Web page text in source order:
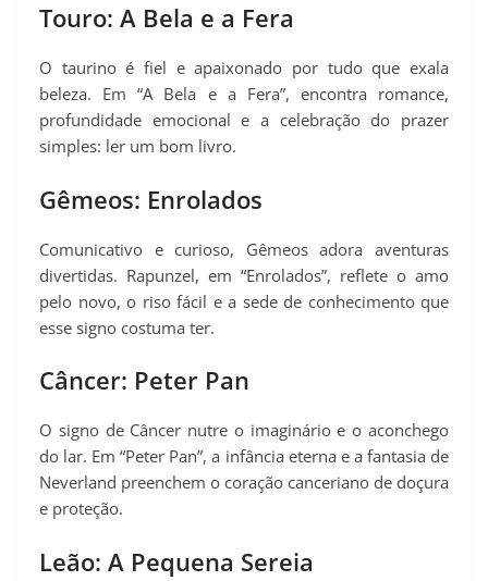
Touro: A Bela e a Fera
O taurino é fiel e apaixonado por tudo que exala
beleza. Em “A Bela e a Fera”, encontra romance,
profundidade emocional e a celebração do prazer
simples: ler um bom livro.
Gêmeos: Enrolados
Comunicativo e curioso, Gêmeos adora aventuras
divertidas. Rapunzel, em “Enrolados”, reflete o amo
pelo novo, o riso fácil e a sede de conhecimento que
esse signo costuma ter.
Câncer: Peter Pan
O signo de Câncer nutre o imaginário e o aconchego
do lar. Em “Peter Pan”, a infância eterna e a fantasia de
Neverland preenchem o coração canceriano de doçura
e proteção.
Leão: A Pequena Sereia